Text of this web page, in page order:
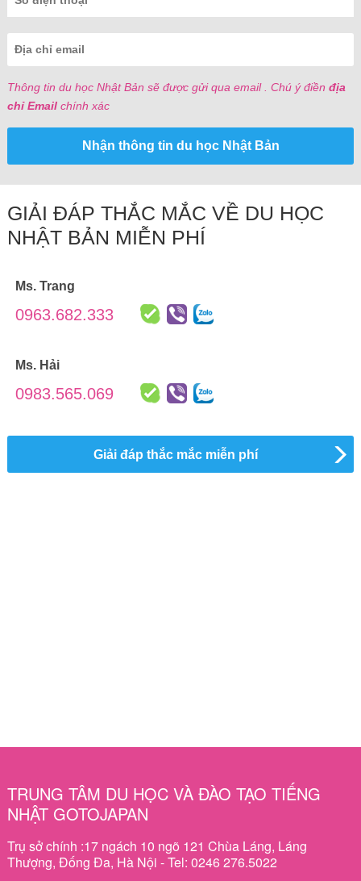
Thông tin du học Nhật Bản sẽ được gửi qua email . Chú ý điền địa
chỉ Emailchính xác
GIẢI ĐÁP THẮC MẮC VỀ DU HỌC
NHẬT BẢN MIỄN PHÍ
Ms. Trang
0963.682.333
Ms. Hải
0983.565.069
Giải đáp thắc mắc miễn phí
TRUNG TÂM DU HỌC VÀ ĐÀO TẠO TIẾNG
NHẬT GOTOJAPAN
Trụ sở chính :17 ngách 10 ngõ 121 Chùa Láng, Láng
Thượng, Đống Đa, Hà Nội - Tel: 0246 276.5022